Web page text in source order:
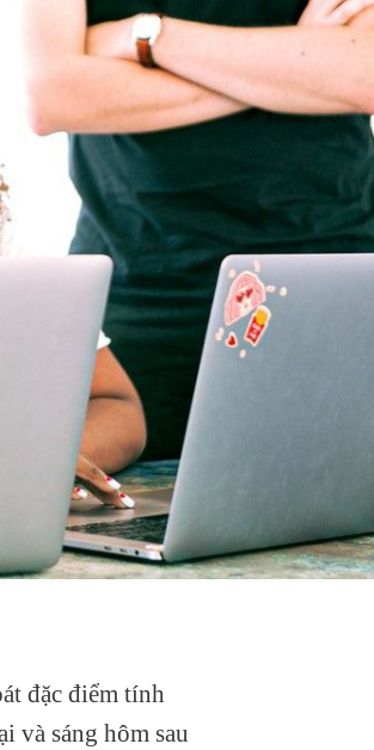
đặc điểm tính
và sáng hôm sau